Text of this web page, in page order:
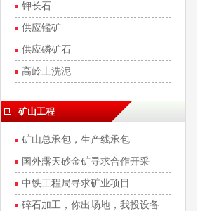
钾长石
供应锰矿
供应磷矿石
高岭土洗泥
矿山工程
矿山总承包，生产线承包
国外露天砂金矿寻求合作开采
中铁工程局寻求矿业项目
碎石加工，你出场地，我投设备